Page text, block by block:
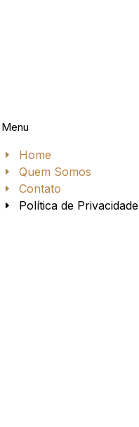
Menu
Home
Quem Somos
Contato
Política de Privacidade